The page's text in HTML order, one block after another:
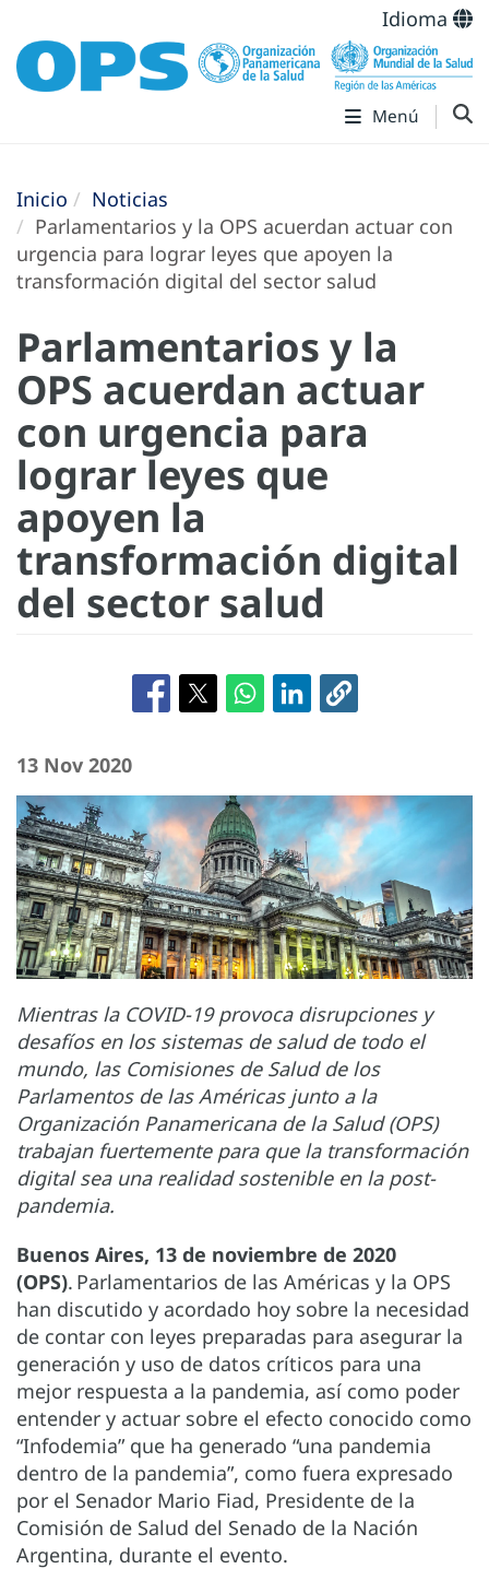
Idioma
Menú
Inicio
Noticias
Parlamentarios y la OPS acuerdan actuar con
urgencia para lograr leyes que apoyen la
transformación digital del sector salud
Parlamentarios y la
OPS acuerdan actuar
con urgencia para
lograr leyes que
apoyen la
transformación digital
del sector salud
13 Nov 2020
Mientras la COVID-19 provoca disrupciones y
desafíos en los sistemas de salud de todo el
mundo, las Comisiones de Salud de los
Parlamentos de las Américas junto a la
Organización Panamericana de la Salud (OPS)
trabajan fuertemente para que‎ la transformación
digital sea una realidad sostenible en la post-
pandemia.
Buenos Aires, 13 de noviembre de 2020
(OPS). Parlamentarios de las Américas y la OPS
han discutido y acordado hoy sobre la necesidad
de contar con leyes preparadas para asegurar la
generación y uso de datos críticos para una
mejor respuesta a la pandemia, así como poder
entender y actuar sobre el efecto conocido como
“Infodemia” que ha generado “una pandemia
dentro de la pandemia”, como fuera expresado
por el Senador Mario Fiad, Presidente de la
Comisión de Salud del Senado de la Nación
Argentina, durante el evento.